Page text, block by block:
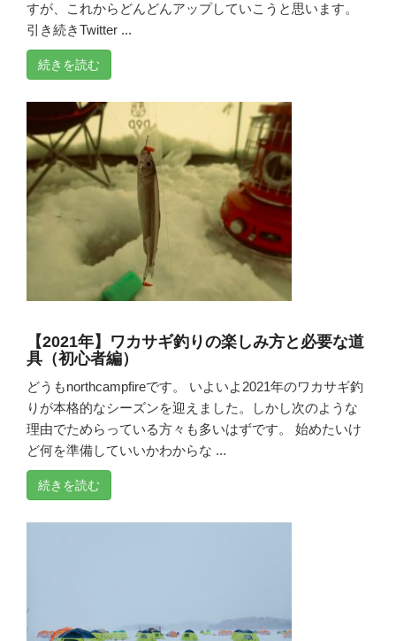
すが、これからどんどんアップしていこうと思います。
引き続きTwitter ...
続きを読む
【2021年】ワカサギ釣りの楽しみ方と必要な道
具（初心者編）
どうもnorthcampfireです。 いよいよ2021年のワカサギ釣
りが本格的なシーズンを迎えました。しかし次のような
理由でためらっている方々も多いはずです。 始めたいけ
ど何を準備していいかわからな ...
続きを読む